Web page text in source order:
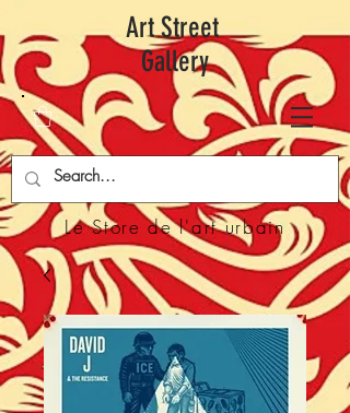
Art Street
Gallery
Le Store de l'art urbain